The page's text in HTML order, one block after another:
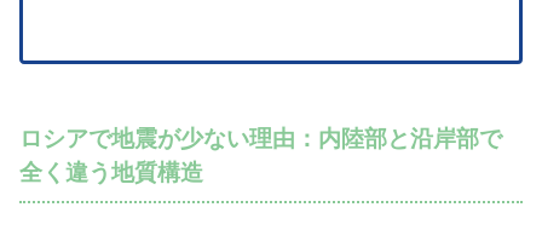
ロシアで地震が少ない理由：内陸部と沿岸部で
全く違う地質構造